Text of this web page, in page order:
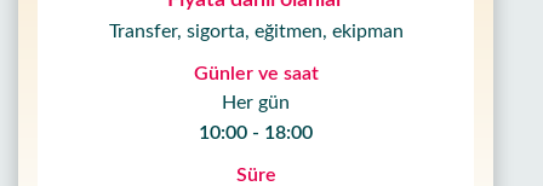
Transfer, sigorta, eğitmen, ekipman
Günler ve saat
Her gün
10:00 - 18:00
Süre